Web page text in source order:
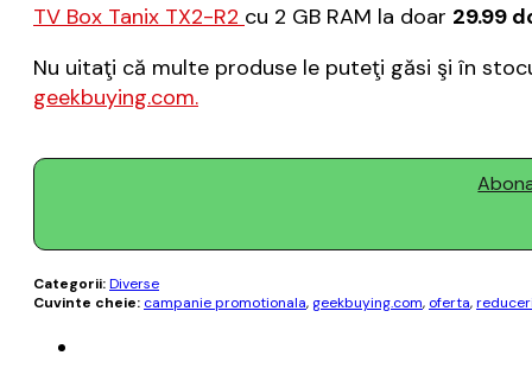
TV Box Tanix TX2-R2 cu 2 GB RAM la doar 29.99
Nu uitaţi că multe produse le puteţi găsi şi în
geekbuying.com.
Categorii:Diverse
Cuvinte cheie: campanie promotionala, geekbuying.com, oferta,